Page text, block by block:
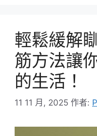
輕鬆緩解
筋方法讓
的生活！
11 11 月, 2025 作者: